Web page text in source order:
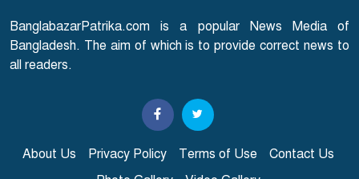
অষ্টম শ্রেণি পাসে পুলিশে বড়
নিয়োগ
৮
রাষ্ট্রপতি নির্বাচনে বিএনপির দুই
মনোনয়নপত্র সংগ্রহ
‘টক্সিক’ ট্রেলারে, ১৫ ঘণ্টায় দেড়
BanglabazarPatrika.com is a popular News Media of
Bangladesh. The aim of which is to provide correct news to
all readers.
About Us Privacy Policy Terms of Use
Contact Us